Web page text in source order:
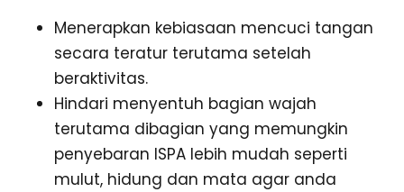
Menerapkan kebiasaan mencuci tangan
secara teratur terutama setelah
beraktivitas.
Hindari menyentuh bagian wajah
terutama dibagian yang memungkin
penyebaran ISPA lebih mudah seperti
mulut, hidung dan mata agar anda